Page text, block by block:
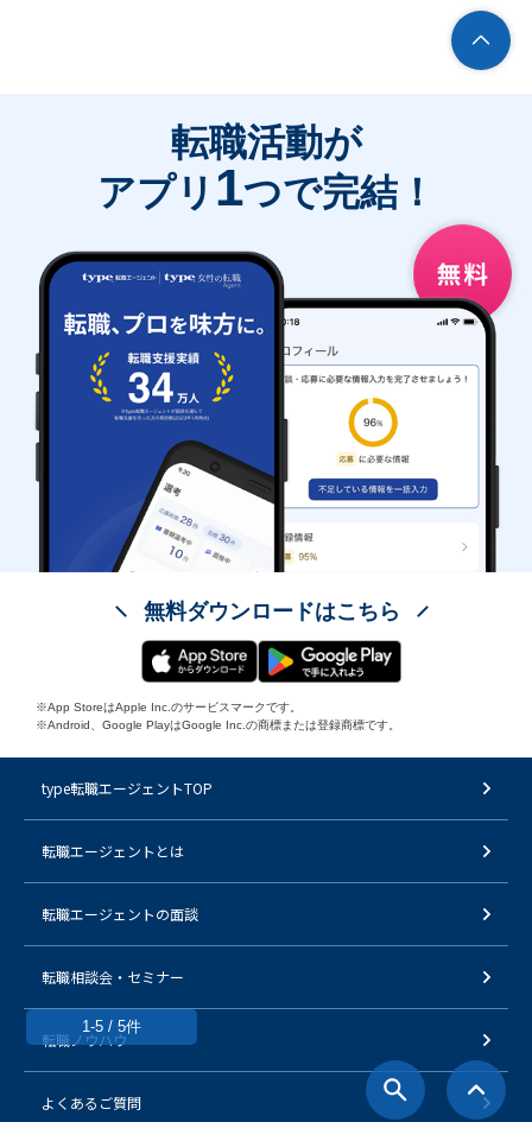
1-5 / 5件
転職活動が
アプリ 1つで完結！
無料ダウンロードはこちら
※App StoreはApple Inc.のサービスマークです。
※Android、Google PlayはGoogle Inc.の商標または登録商標です。
type転職エージェントTOP
転職エージェントとは
転職エージェントの面談
転職相談会・セミナー
転職ノウハウ
よくあるご質問